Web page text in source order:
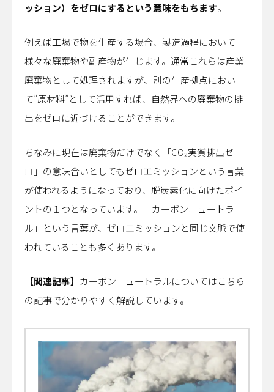
ッション）をゼロにするという意味をもちます。
例えば工場で物を生産する場合、製造過程において
様々な廃棄物や副産物が生じます。通常これらは産業
廃棄物として処理されますが、別の生産拠点におい
て”原材料”として活用すれば、自然界への廃棄物の排
出をゼロに近づけることができます。
ちなみに現在は廃棄物だけでなく「CO₂実質排出ゼ
ロ」の意味合いとしてもゼロエミッションという言葉
が使われるようになっており、脱炭素化に向けたポイ
ントの１つとなっています。「カーボンニュートラ
ル」という言葉が、ゼロエミッションと同じ文脈で使
われていることも多くあります。
【関連記事】 カーボンニュートラルについてはこちら
の記事で分かりやすく解説しています。